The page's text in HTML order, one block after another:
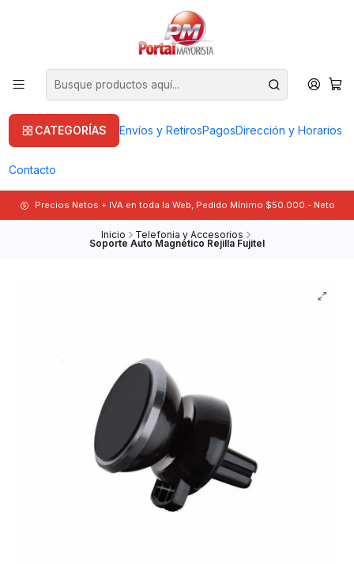
CATEGORÍAS Envíos y RetirosPagosDirección y Horarios
Contacto
Precios Netos + IVA en toda la Web, Pedido Mínimo $50.000.- Neto
Inicio Telefonia y Accesorios
Soporte Auto Magnetico Rejilla Fujitel